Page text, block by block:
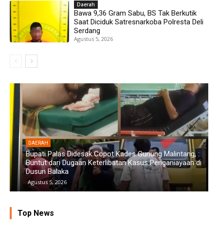
Daerah
Bawa 9,36 Gram Sabu, BS Tak Berkutik
Saat Diciduk Satresnarkoba Polresta Deli
Serdang
Agustus 5, 2026
DAERAH
Bupati Palas Didesak Copot Kades Gunung Malintang, :
Buntut dari Dugaan Keterlibatan Kasus Penganiayaan di
Dusun Balaka
Agustus 5, 2026
Top News